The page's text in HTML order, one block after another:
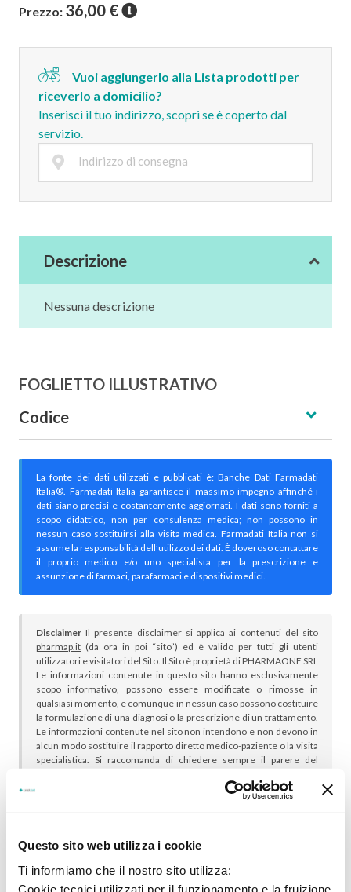
Questo sito web utilizza i cookie
Ti informiamo che il nostro sito utilizza:
Cookie tecnici utilizzati per il funzionamento e la fruizione
Prezzo: 36,00 €
Vuoi aggiungerlo alla Lista prodotti per
riceverlo a domicilio?
Inserisci il tuo indirizzo, scopri se è coperto dal
servizio.
Descrizione
Nessuna descrizione
FOGLIETTO ILLUSTRATIVO
Codice
La fonte dei dati utilizzati e pubblicati è: Banche Dati Farmadati
Italia®. Farmadati Italia garantisce il massimo impegno affinché i
dati siano precisi e costantemente aggiornati. I dati sono forniti a
scopo didattico, non per consulenza medica; non possono in
nessun caso sostituirsi alla visita medica. Farmadati Italia non si
assume la responsabilità dell’utilizzo dei dati. È doveroso contattare
il proprio medico e/o uno specialista per la prescrizione e
assunzione di farmaci, parafarmaci e dispositivi medici.
Disclaimer Il presente disclaimer si applica ai contenuti del sito
pharmap.it (da ora in poi “sito”) ed è valido per tutti gli utenti
utilizzatori e visitatori del Sito. Il Sito è proprietà di PHARMAONE SRL
Le informazioni contenute in questo sito hanno esclusivamente
scopo informativo, possono essere modificate o rimosse in
qualsiasi momento, e comunque in nessun caso possono costituire
la formulazione di una diagnosi o la prescrizione di un trattamento.
Le informazioni contenute nel sito non intendono e non devono in
alcun modo sostituire il rapporto diretto medico-paziente o la visita
specialistica. Si raccomanda di chiedere sempre il parere del
indicazione riportata. Se si hanno dubbi o quesiti sull’uso di un
medicinale è necessario consultare il proprio medico.